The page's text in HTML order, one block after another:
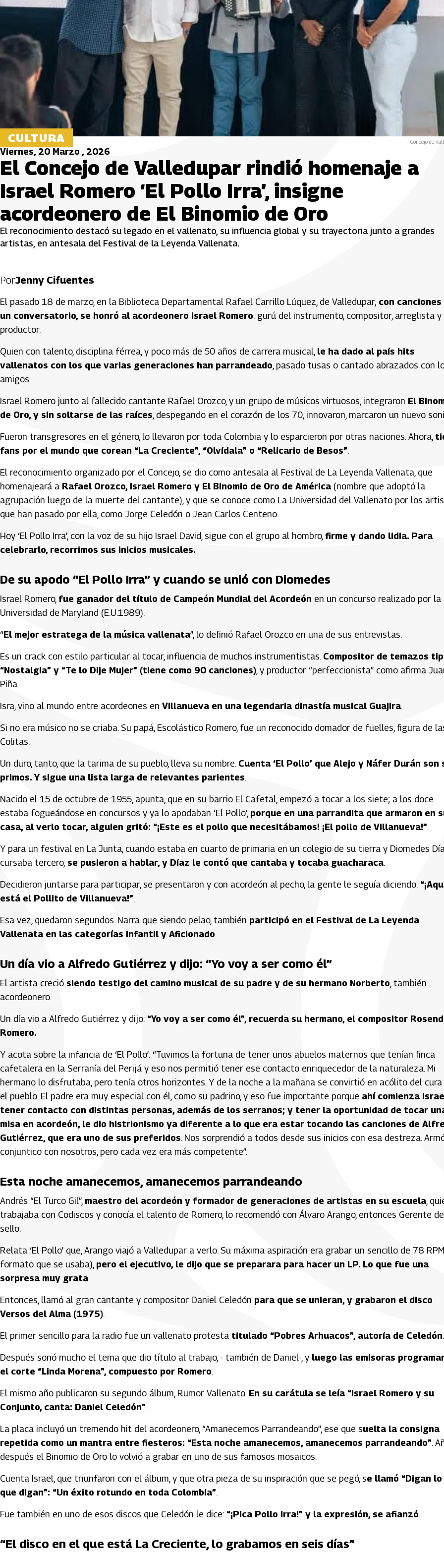
CULTURA Concejo de
Viernes, 20 Marzo , 2026
El Concejo de Valledupar rindió homenaje a
Israel Romero ‘El Pollo Irra’, insigne
acordeonero de El Binomio de Oro
El reconocimiento destacó su legado en el vallenato, su influencia global y su trayectoria junto a grandes
artistas, en antesala del Festival de la Leyenda Vallenata.
PorJenny Cifuentes
El pasado 18 de marzo, en la Biblioteca Departamental Rafael Carrillo Lúquez, de Valledupar, con canciones
un conversatorio, se honró al acordeonero Israel Romero: gurú del instrumento, compositor, arreglista y
productor.
Quien con talento, disciplina férrea, y poco más de 50 años de carrera musical, le ha dado al país hits
vallenatos con los que varias generaciones han parrandeado , pasado tusas o cantado abrazados con
amigos.
Israel Romero junto al fallecido cantante Rafael Orozco, y un grupo de músicos virtuosos, integraron El
de Oro, y sin soltarse de las raíces , despegando en el corazón de los 70, innovaron, marcaron un nuevo
Fueron transgresores en el género, lo llevaron por toda Colombia y lo esparcieron por otras naciones. Ahora,
fans por el mundo que corean “La Creciente”, “Olvídala” o “Relicario de Besos”.
El reconocimiento organizado por el Concejo, se dio como antesala al Festival de La Leyenda Vallenata, que
homenajeará a Rafael Orozco, Israel Romero y El Binomio de Oro de América (nombre que adoptó la
agrupación luego de la muerte del cantante), y que se conoce como La Universidad del Vallenato por los
que han pasado por ella, como Jorge Celedón o Jean Carlos Centeno.
Hoy ‘El Pollo Irra’, con la voz de su hijo Israel David, sigue con el grupo al hombro, firme y dando lidia. Para
celebrarlo, recorrimos sus inicios musicales.
De su apodo “El Pollo Irra” y cuando se unió con Diomedes
Israel Romero, fue ganador del título de Campeón Mundial del Acordeón en un concurso realizado por la
Universidad de Maryland (E.U.1989).
“El mejor estratega de la música vallenata”, lo definió Rafael Orozco en una de sus entrevistas.
Es un crack con estilo particular al tocar, influencia de muchos instrumentistas. Compositor de temazos
“Nostalgia” y “Te lo Dije Mujer” (tiene como 90 canciones) , y productor “perfeccionista” como afirma
Piña.
Isra, vino al mundo entre acordeones en Villanueva en una legendaria dinastía musical Guajira.
Si no era músico no se criaba. Su papá, Escolástico Romero, fue un reconocido domador de fuelles, figura de
Colitas.
Un duro, tanto, que la tarima de su pueblo, lleva su nombre. Cuenta ‘El Pollo’ que Alejo y Náfer Durán son
primos. Y sigue una lista larga de relevantes parientes.
Nacido el 15 de octubre de 1955, apunta, que en su barrio El Cafetal, empezó a tocar a los siete; a los doce
estaba fogueándose en concursos y ya lo apodaban ‘El Pollo’, porque en una parrandita que armaron en
casa, al verlo tocar, alguien gritó: “¡Este es el pollo que necesitábamos! ¡El pollo de Villanueva!”.
Y para un festival en La Junta, cuando estaba en cuarto de primaria en un colegio de su tierra y Diomedes
cursaba tercero, se pusieron a hablar, y Díaz le contó que cantaba y tocaba guacharaca.
Decidieron juntarse para participar, se presentaron y con acordeón al pecho, la gente le seguía diciendo:
está el Pollito de Villanueva!”.
Esa vez, quedaron segundos. Narra que siendo pelao, también participó en el Festival de La Leyenda
Vallenata en las categorías Infantil y Aficionado.
Un día vio a Alfredo Gutiérrez y dijo: “Yo voy a ser como él”
El artista creció siendo testigo del camino musical de su padre y de su hermano Norberto , también
acordeonero.
Un día vio a Alfredo Gutiérrez y dijo: “Yo voy a ser como él”, recuerda su hermano, el compositor
Romero.
Y acota sobre la infancia de ‘El Pollo’: “Tuvimos la fortuna de tener unos abuelos maternos que tenían finca
cafetalera en la Serranía del Perijá y eso nos permitió tener ese contacto enriquecedor de la naturaleza. Mi
hermano lo disfrutaba, pero tenía otros horizontes. Y de la noche a la mañana se convirtió en acólito del cura
el pueblo. El padre era muy especial con él, como su padrino, y eso fue importante porque ahí comienza
tener contacto con distintas personas, además de los serranos; y tener la oportunidad de tocar
misa en acordeón, le dio histrionismo ya diferente a lo que era estar tocando las canciones de
Gutiérrez, que era uno de sus preferidos. Nos sorprendió a todos desde sus inicios con esa destreza.
conjuntico con nosotros, pero cada vez era más competente”.
Esta noche amanecemos, amanecemos parrandeando
Andrés “El Turco Gil”, maestro del acordeón y formador de generaciones de artistas en su escuela ,
trabajaba con Codiscos y conocía el talento de Romero, lo recomendó con Álvaro Arango, entonces Gerente
sello.
Relata ‘El Pollo’ que, Arango viajó a Valledupar a verlo. Su máxima aspiración era grabar un sencillo de 78
formato que se usaba), pero el ejecutivo, le dijo que se preparara para hacer un LP. Lo que fue una
sorpresa muy grata.
Entonces, llamó al gran cantante y compositor Daniel Celedón para que se unieran, y grabaron el disco
Versos del Alma (1975).
El primer sencillo para la radio fue un vallenato protesta titulado “Pobres Arhuacos”, autoría de Celedón.
Después sonó mucho el tema que dio título al trabajo, - también de Daniel-, y luego las emisoras
el corte “Linda Morena”, compuesto por Romero.
El mismo año publicaron su segundo álbum, Rumor Vallenato. En su carátula se leía “Israel Romero y su
Conjunto, canta: Daniel Celedón”.
La placa incluyó un tremendo hit del acordeonero, “Amanecemos Parrandeando”, ese que suelta la consigna
repetida como un mantra entre fiesteros: “Esta noche amanecemos, amanecemos parrandeando”.
después el Binomio de Oro lo volvió a grabar en uno de sus famosos mosaicos.
Cuenta Israel, que triunfaron con el álbum, y que otra pieza de su inspiración que se pegó, se llamó “Digan lo
que digan”: “Un éxito rotundo en toda Colombia”.
Fue también en uno de esos discos que Celedón le dice: “¡Pica Pollo Irra!” y la expresión, se afianzó.
“El disco en el que está La Creciente, lo grabamos en seis días”